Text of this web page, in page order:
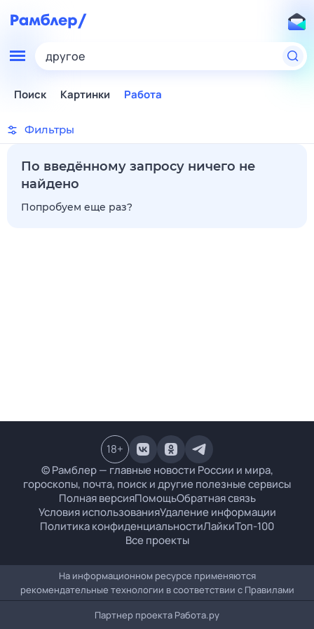
другое
Поиск Картинки Работа
Фильтры
По введённому запросу ничего не
найдено
Попробуем еще раз?
© Рамблер — главные новости России и мира,
гороскопы, почта, поиск и другие полезные сервисы
Полная версияПомощьОбратная связь
Условия использованияУдаление информации
Политика конфиденциальностиЛайкиТоп-100
Все проекты
18+
На информационном ресурсе применяются
рекомендательные технологии в соответствии с Правилами
Партнер проекта Работа.ру